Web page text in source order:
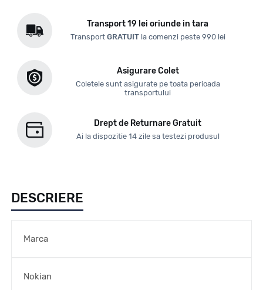
Transport 19 lei oriunde in tara
Transport GRATUITla comenzi peste 990 lei
Asigurare Colet
Coletele sunt asigurate pe toata perioada
transportului
Drept de Returnare Gratuit
Ai la dispozitie 14 zile sa testezi produsul
DESCRIERE
Marca
Nokian